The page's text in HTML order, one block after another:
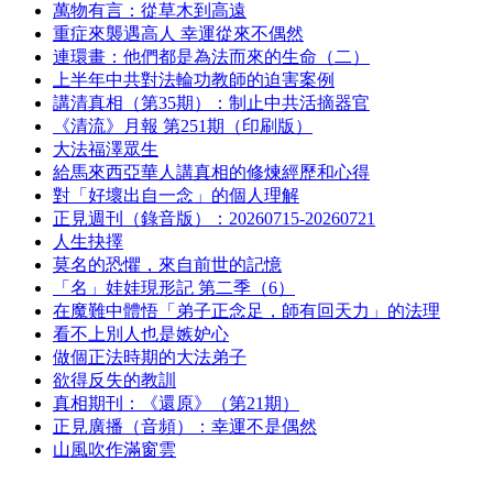
萬物有言：從草木到高遠
重症來襲遇高人 幸運從來不偶然
連環畫：他們都是為法而來的生命（二）
上半年中共對法輪功教師的迫害案例
講清真相（第35期）：制止中共活摘器官
《清流》月報 第251期（印刷版）
大法福澤眾生
給馬來西亞華人講真相的修煉經歷和心得
對「好壞出自一念」的個人理解
正見週刊（錄音版）：20260715-20260721
人生抉擇
莫名的恐懼，來自前世的記憶
「名」娃娃現形記 第二季（6）
在魔難中體悟「弟子正念足，師有回天力」的法理
看不上別人也是嫉妒心
做個正法時期的大法弟子
欲得反失的教訓
真相期刊：《還原》（第21期）
正見廣播（音頻）：幸運不是偶然
山風吹作滿窗雲